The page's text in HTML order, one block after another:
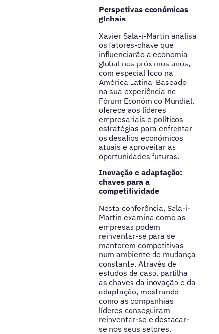
Perspetivas económicas
globais
Xavier Sala-i-Martin analisa
os fatores-chave que
influenciarão a economia
global nos próximos anos,
com especial foco na
América Latina. Baseado
na sua experiência no
Fórum Económico Mundial,
oferece aos líderes
empresariais e políticos
estratégias para enfrentar
os desafios económicos
atuais e aproveitar as
oportunidades futuras.
Inovação e adaptação:
chaves para a
competitividade
Nesta conferência, Sala-i-
Martin examina como as
empresas podem
reinventar-se para se
manterem competitivas
num ambiente de mudança
constante. Através de
estudos de caso, partilha
as chaves da inovação e da
adaptação, mostrando
como as companhias
líderes conseguiram
reinventar-se e destacar-
se nos seus setores.